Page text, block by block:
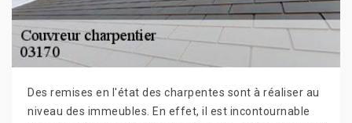
Des remises en l'état des charpentes sont à réaliser au
niveau des immeubles. En effet, il est incontournable